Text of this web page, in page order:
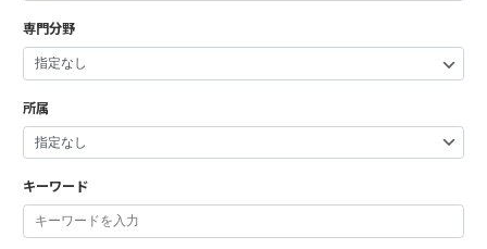
専門分野
所属
キーワード